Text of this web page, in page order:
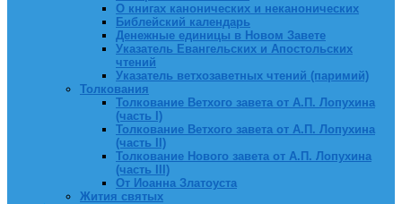
О книгах канонических и неканонических
Библейский календарь
Денежные единицы в Новом Завете
Указатель Евангельских и Апостольских
чтений
Указатель ветхозаветных чтений (паримий)
Толкования
Толкование Ветхого завета от А.П. Лопухина
(часть I)
Толкование Ветхого завета от А.П. Лопухина
(часть II)
Толкование Нового завета от А.П. Лопухина
(часть III)
От Иоанна Златоуста
Жития святых